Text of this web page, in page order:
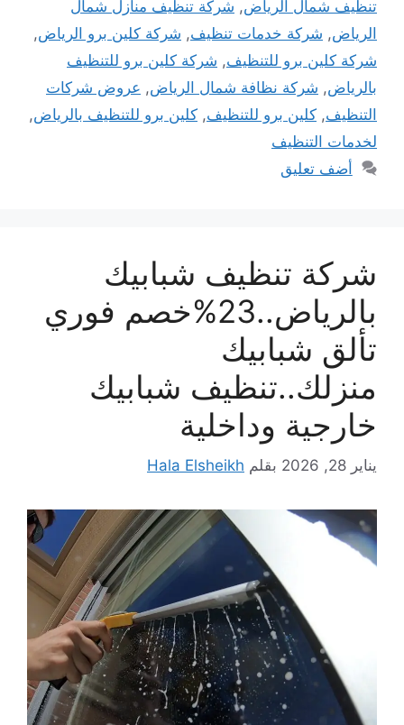
تنظيف شمال الرياض, شركة تنظيف منازل شمال
الرياض, شركة خدمات تنظيف, شركة كلين برو الرياض,
شركة كلين برو للتنظيف, شركة كلين برو للتنظيف
بالرياض, شركة نظافة شمال الرياض, عروض شركات
التنظيف, كلين برو للتنظيف, كلين برو للتنظيف بالرياض,
لخدمات التنظيف
أضف تعليق
شركة تنظيف شبابيك
بالرياض..23%خصم فوري
تألق شبابيك
منزلك..تنظيف شبابيك
خارجية وداخلية
يناير 28, 2026 بقلم Hala Elsheikh